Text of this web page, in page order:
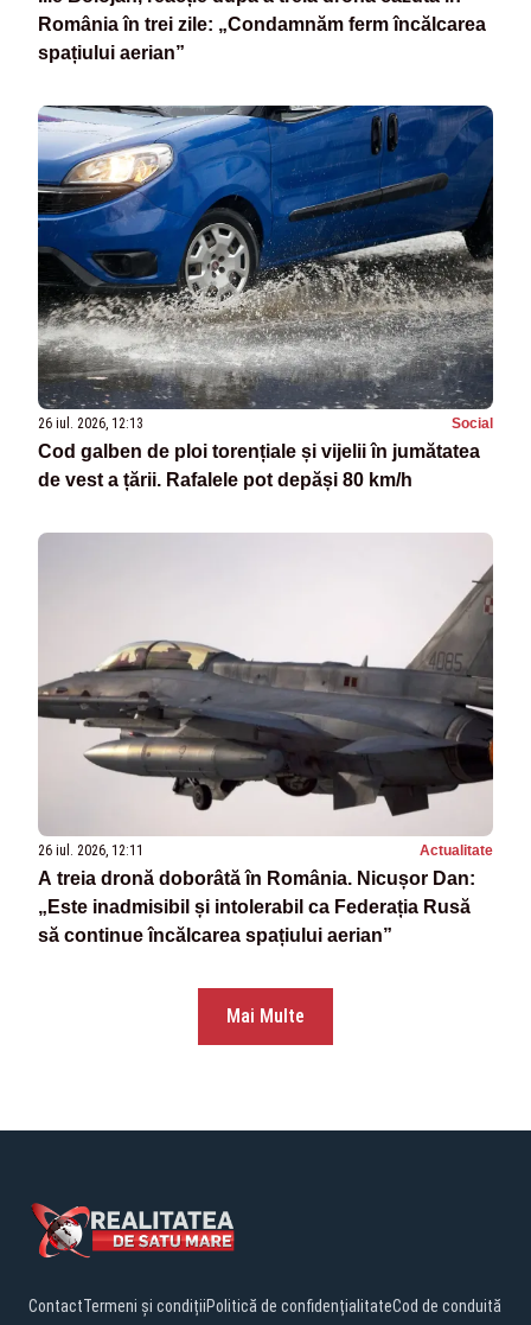
România în trei zile: „Condamnăm ferm încălcarea
spațiului aerian”
26 iul. 2026, 12:13 Social
Cod galben de ploi torențiale și vijelii în jumătatea
de vest a țării. Rafalele pot depăși 80 km/h
26 iul. 2026, 12:11 Actualitate
A treia dronă doborâtă în România. Nicușor Dan:
„Este inadmisibil și intolerabil ca Federația Rusă
să continue încălcarea spațiului aerian”
Mai Multe
ContactTermeni și condițiiPolitică de confidențialitateCod de conduită